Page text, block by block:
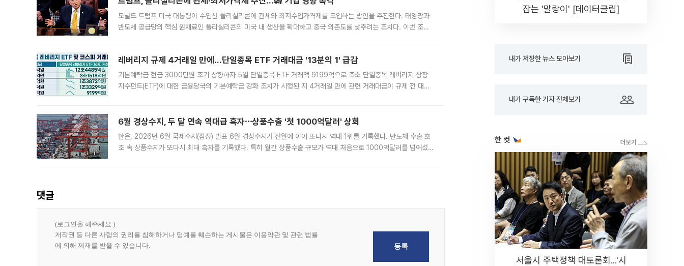
도널드 트럼프 미국 대통령이 수입산 폴리실리콘에 관세와 최저수입가격제를 도입하는 방안을 추진한다. 태양광과
반도체 공급망의 핵심 원재료인 폴리실리콘의 미국 내 생산을 확대하고 중국 의존도를 낮추려는 조치다. 이번 조처
레버리지 규제 4거래일 만에…단일종목 ETF 거래대금 '13분의 1' 급감
기본예탁금 현금 3000만원 조기 상향하자 5일 단일종목 ETF 거래액 9199억으로 축소 단일종목 레버리지 상장
지수펀드(ETF)에 대한 금융당국의 기본예탁금 강화 조치가 시행된 지 4거래일 만에 관련 거래대금이 규제 전 대비
6월 경상수지, 두 달 연속 역대급 흑자⋯상품수출 '첫 1000억달러' 상회
한은, 2026년 6월 국제수지(잠정) 발표 6월 경상수지가 전월에 이어 또다시 역대 1위를 기록했다. 반도체 수출 호
조 속 상품수지가 또다시 최대 흑자를 기록했다. 특히 월간 상품수출 규모가 역대 처음으로 1000억달러를 넘어섰
댓글
잡는 '말랑이' [데이터클립]
내가 저장한 뉴스 모아보기
내가 구독한 기자 전체보기
한 컷
서울시 주택정책 대토론회...'시